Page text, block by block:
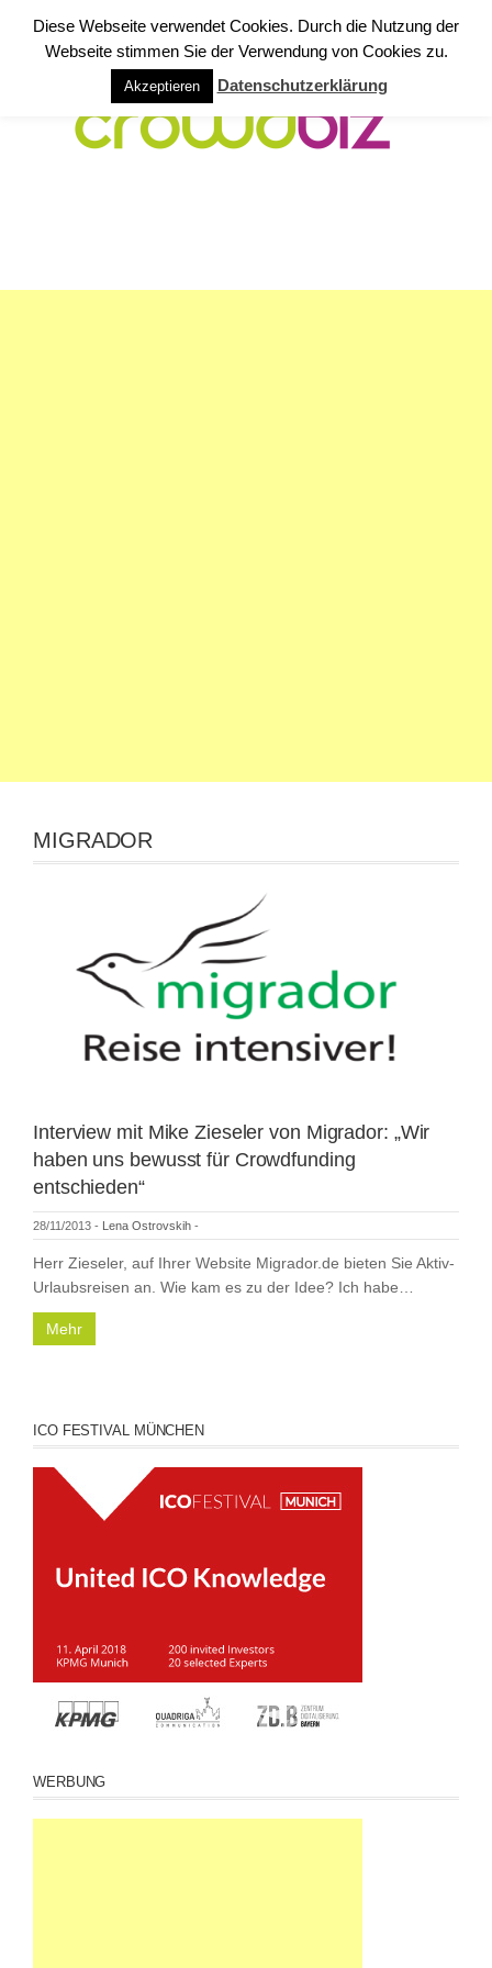
MIGRADOR
Interview mit Mike Zieseler von Migrador: „Wir
haben uns bewusst für Crowdfunding
entschieden“
28/11/2013 - Lena Ostrovskih -
Herr Zieseler, auf Ihrer Website Migrador.de bieten Sie Aktiv-
Urlaubsreisen an. Wie kam es zu der Idee? Ich habe…
Mehr
ICO FESTIVAL MÜNCHEN
WERBUNG
Diese Webseite verwendet Cookies. Durch die Nutzung der
Webseite stimmen Sie der Verwendung von Cookies zu.
Akzeptieren Datenschutzerklärung